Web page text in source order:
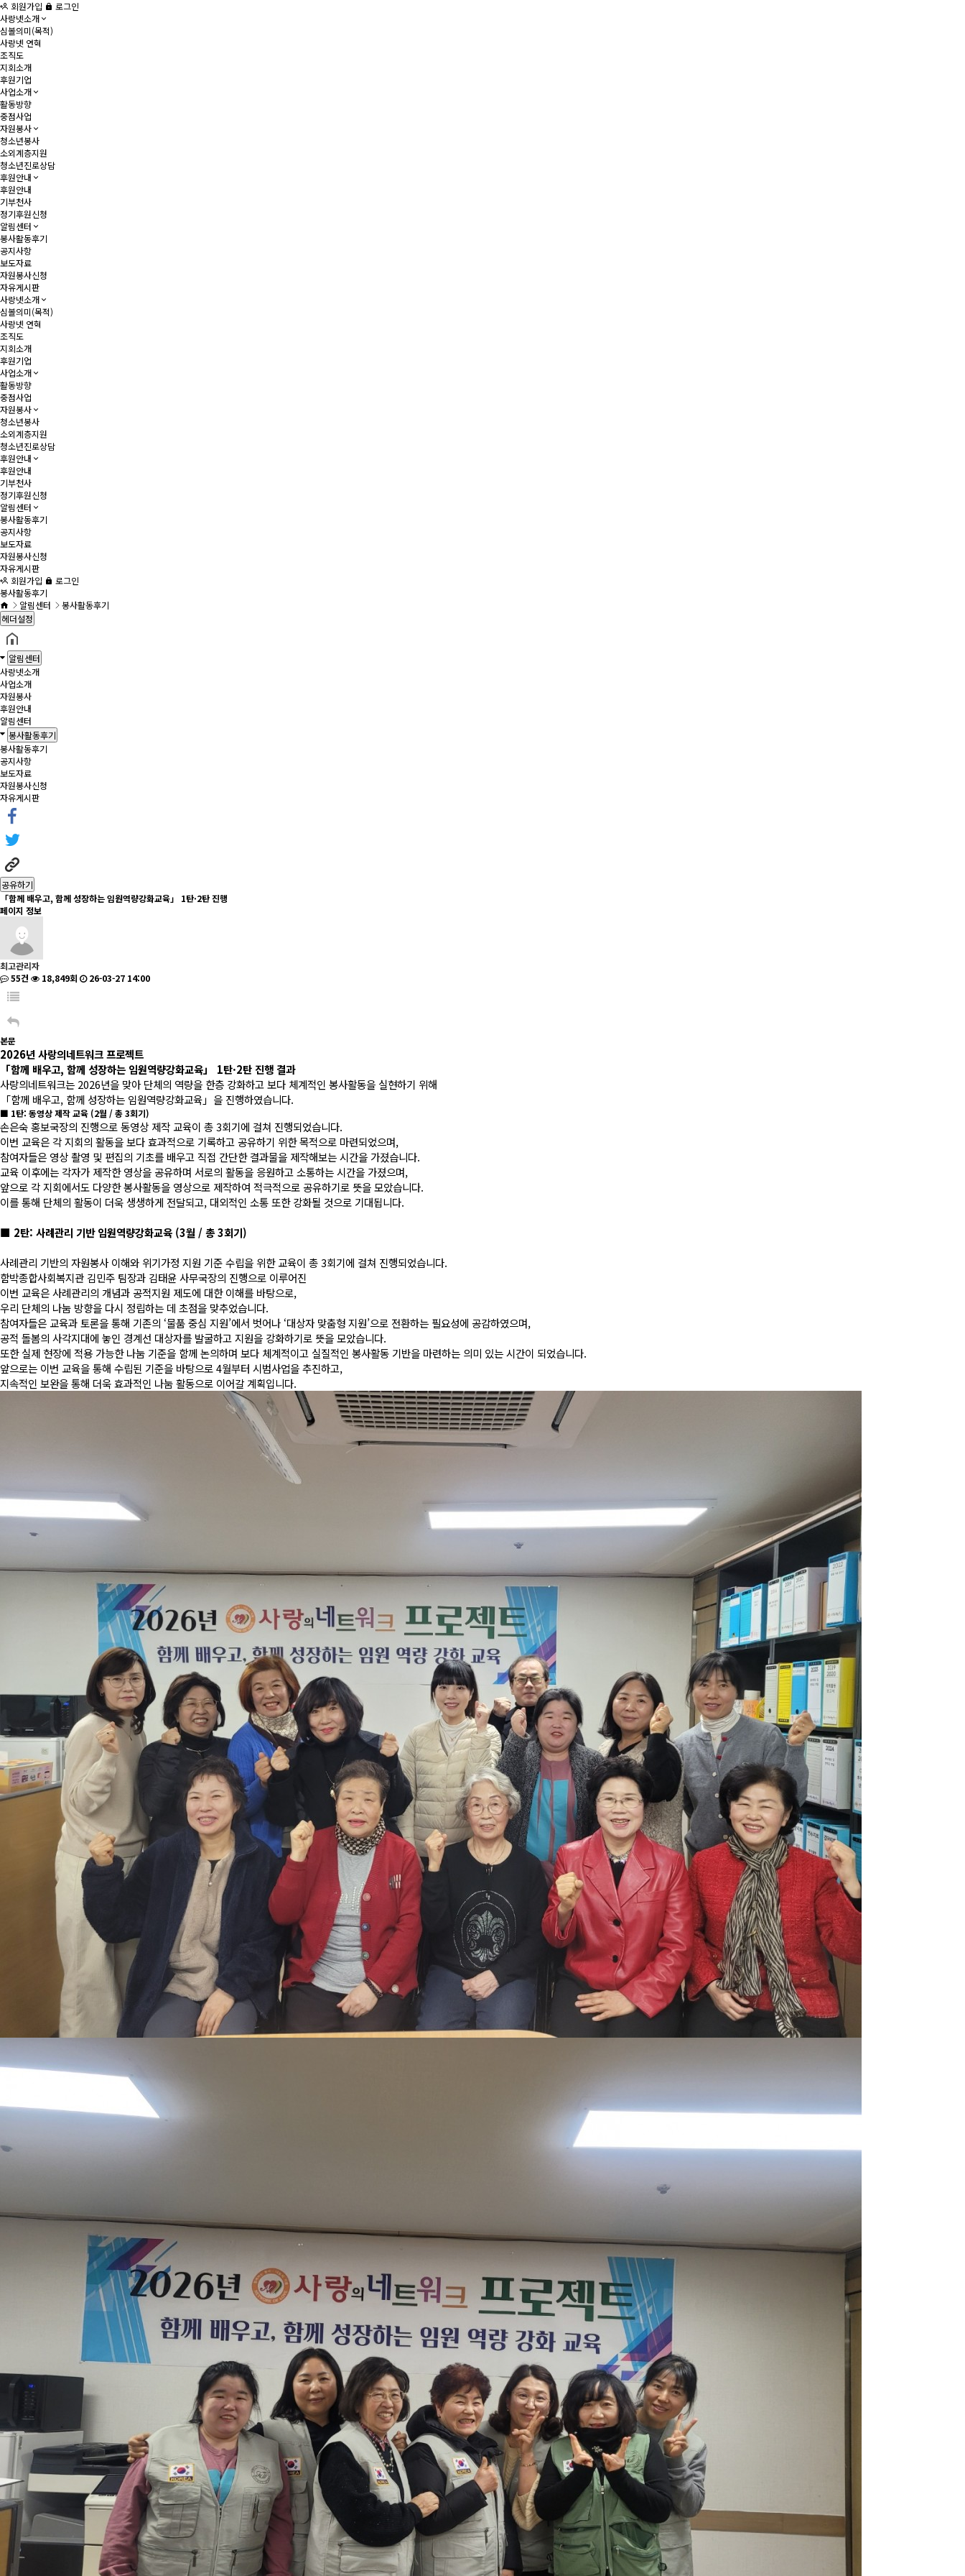
회원가입
로그인
사랑넷소개
심볼의미(목적)
사랑넷 연혁
조직도
지회소개
후원기업
사업소개
활동방향
중점사업
자원봉사
청소년봉사
소외계층지원
청소년진로상담
후원안내
후원안내
기부천사
정기후원신청
알림센터
봉사활동후기
공지사항
보도자료
자원봉사신청
자유게시판
사랑넷소개
심볼의미(목적)
사랑넷 연혁
조직도
지회소개
후원기업
사업소개
활동방향
중점사업
자원봉사
청소년봉사
소외계층지원
청소년진로상담
후원안내
후원안내
기부천사
정기후원신청
알림센터
봉사활동후기
공지사항
보도자료
자원봉사신청
자유게시판
회원가입
로그인
봉사활동후기
알림센터
봉사활동후기
헤더설정
알림센터
사랑넷소개
사업소개
자원봉사
후원안내
알림센터
봉사활동후기
봉사활동후기
공지사항
보도자료
자원봉사신청
자유게시판
공유하기
「함께 배우고, 함께 성장하는 임원역량강화교육」 1탄·2탄 진행
페이지 정보
최고관리자
55건
18,849회 26-03-27 14:00
본문
2026년 사랑의네트워크 프로젝트
「함께 배우고, 함께 성장하는 임원역량강화교육」 1탄·2탄 진행 결과
사랑의네트워크는 2026년을 맞아 단체의 역량을 한층 강화하고 보다 체계적인 봉사활동을 실현하기 위해
「함께 배우고, 함께 성장하는 임원역량강화교육」을 진행하였습니다.
■ 1탄: 동영상 제작 교육 (2월 / 총 3회기)
손은숙 홍보국장의 진행으로 동영상 제작 교육이 총 3회기에 걸쳐 진행되었습니다.
이번 교육은 각 지회의 활동을 보다 효과적으로 기록하고 공유하기 위한 목적으로 마련되었으며,
참여자들은 영상 촬영 및 편집의 기초를 배우고 직접 간단한 결과물을 제작해보는 시간을 가졌습니다.
교육 이후에는 각자가 제작한 영상을 공유하며 서로의 활동을 응원하고 소통하는 시간을 가졌으며,
앞으로 각 지회에서도 다양한 봉사활동을 영상으로 제작하여 적극적으로 공유하기로 뜻을 모았습니다.
이를 통해 단체의 활동이 더욱 생생하게 전달되고, 대외적인 소통 또한 강화될 것으로 기대됩니다.
■ 2탄: 사례관리 기반 임원역량강화교육 (3월 / 총 3회기)
사례관리 기반의 자원봉사 이해와 위기가정 지원 기준 수립을 위한 교육이 총 3회기에 걸쳐 진행되었습니다.
함박종합사회복지관 김민주 팀장과 김태윤 사무국장의 진행으로 이루어진
이번 교육은 사례관리의 개념과 공적지원 제도에 대한 이해를 바탕으로,
우리 단체의 나눔 방향을 다시 정립하는 데 초점을 맞추었습니다.
참여자들은 교육과 토론을 통해 기존의 ‘물품 중심 지원’에서 벗어나 ‘대상자 맞춤형 지원’으로 전환하는 필요성에 공감하였으며,
공적 돌봄의 사각지대에 놓인 경계선 대상자를 발굴하고 지원을 강화하기로 뜻을 모았습니다.
또한 실제 현장에 적용 가능한 나눔 기준을 함께 논의하며 보다 체계적이고 실질적인 봉사활동 기반을 마련하는 의미 있는 시간이 되었습니다.
앞으로는 이번 교육을 통해 수립된 기준을 바탕으로 4월부터 시범사업을 추진하고,
지속적인 보완을 통해 더욱 효과적인 나눔 활동으로 이어갈 계획입니다.